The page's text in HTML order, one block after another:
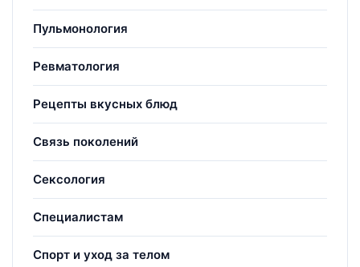
Пульмонология
Ревматология
Рецепты вкусных блюд
Связь поколений
Сексология
Специалистам
Спорт и уход за телом